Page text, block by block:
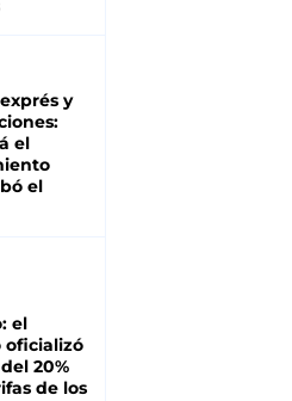
y
el
el
el
oficializó
20%
de los